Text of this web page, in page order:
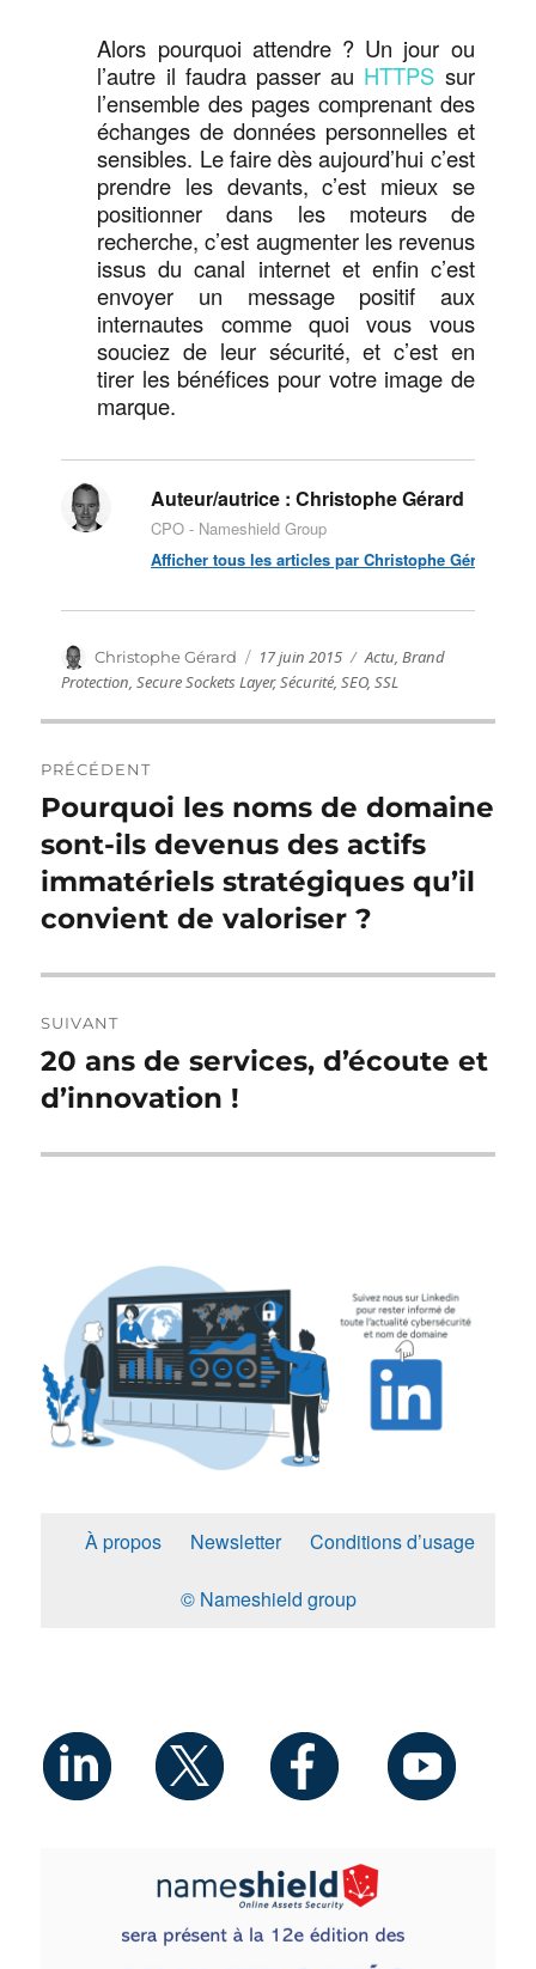
Alors pourquoi attendre ? Un jour ou
l’autre il faudra passer au HTTPS sur
l’ensemble des pages comprenant des
échanges de données personnelles et
sensibles. Le faire dès aujourd’hui c’est
prendre les devants, c’est mieux se
positionner dans les moteurs de
recherche, c’est augmenter les revenus
issus du canal internet et enfin c’est
envoyer un message positif aux
internautes comme quoi vous vous
souciez de leur sécurité, et c’est en
tirer les bénéfices pour votre image de
marque.
Auteur/autrice : Christophe Gérard
CPO - Nameshield Group
Afficher tous les articles par Christophe Gérard
Auteur
Christophe Gérard Publié
le
17 juin 2015 Catégories
Actu,Brand
Protection,Secure Sockets Layer,Sécurité,SEO,SSL
de
l’article
PRÉCÉDENT
Publication
précédente :
Pourquoi les noms de domaine
sont-ils devenus des actifs
immatériels stratégiques qu’il
convient de valoriser ?
SUIVANT
Publication
suivante :
20 ans de services, d’écoute et
d’innovation !
À propos Newsletter Conditions d’usage
© Nameshield group